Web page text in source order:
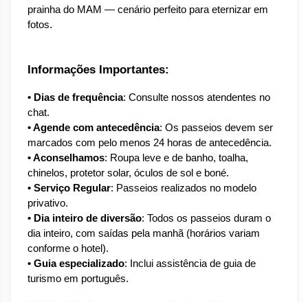
prainha do MAM — cenário perfeito para eternizar em
fotos.
Informações Importantes:
• Dias de frequência: Consulte nossos atendentes no
chat.
• Agende com antecedência: Os passeios devem ser
marcados com pelo menos 24 horas de antecedência.
• Aconselhamos: Roupa leve e de banho, toalha,
chinelos, protetor solar, óculos de sol e boné.
• Serviço Regular: Passeios realizados no modelo
privativo.
• Dia inteiro de diversão: Todos os passeios duram o
dia inteiro, com saídas pela manhã (horários variam
conforme o hotel).
• Guia especializado: Inclui assistência de guia de
turismo em português.